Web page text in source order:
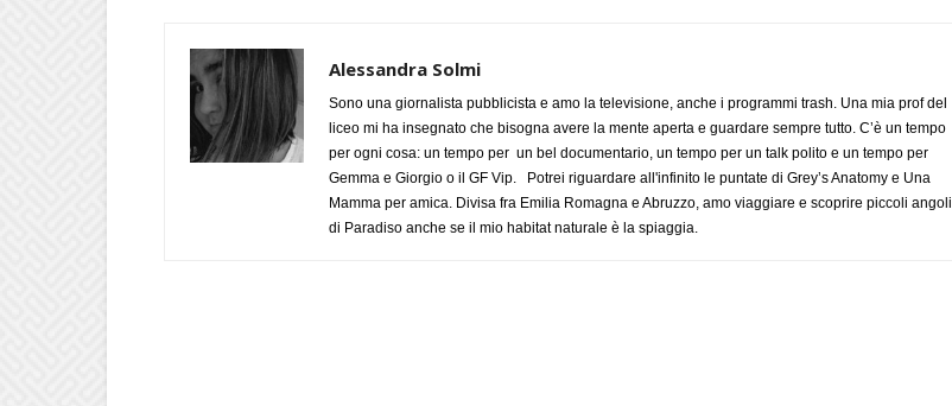
Alessandra Solmi
Sono una giornalista pubblicista e amo la televisione, anche i programmi trash. Una mia prof del
liceo mi ha insegnato che bisogna avere la mente aperta e guardare sempre tutto. C’è un tempo
per ogni cosa: un tempo per un bel documentario, un tempo per un talk polito e un tempo per
Gemma e Giorgio o il GF Vip. Potrei riguardare all'infinito le puntate di Grey’s Anatomy e Una
Mamma per amica. Divisa fra Emilia Romagna e Abruzzo, amo viaggiare e scoprire piccoli angoli
di Paradiso anche se il mio habitat naturale è la spiaggia.